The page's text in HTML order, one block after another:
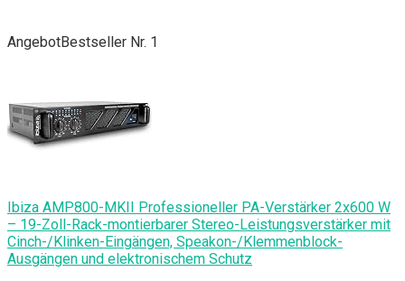
AngebotBestseller Nr. 1
Ibiza AMP800-MKII Professioneller PA-Verstärker 2x600 W
– 19-Zoll-Rack-montierbarer Stereo-Leistungsverstärker mit
Cinch-/Klinken-Eingängen, Speakon-/Klemmenblock-
Ausgängen und elektronischem Schutz